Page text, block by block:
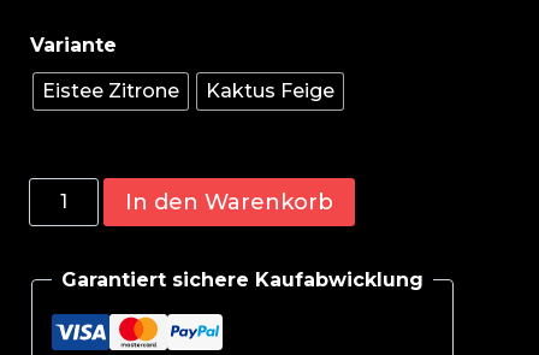
Eistee Zitrone Kaktus Feige
Zone
Up
240g
Dose
In den Warenkorb
Garantiert sichere Kaufabwicklung